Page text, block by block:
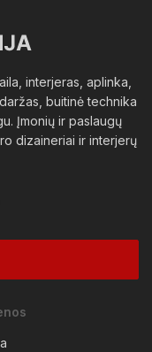
interjeras, aplinka,
buitinė technika
Įmonių ir paslaugų
dizaineriai ir interjerų